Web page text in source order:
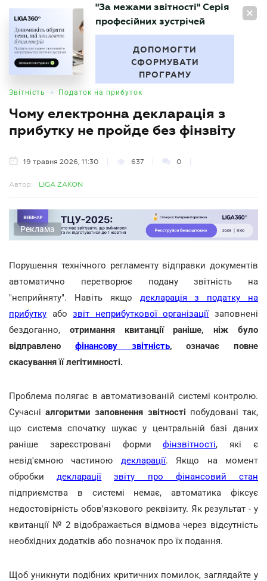
UA
БУХГАЛТЕР
"За межами звітності" Серія
професійних зустрічей
ДОПОМОГТИ
СФОРМУВАТИ
ПРОГРАМУ
Звітність • Податок на прибуток
Чому електронна декларація з
прибутку не пройде без фінзвіту
19 травня 2026, 11:30 637 0
Автор: LIGA ZAKON
Реклама
Порушення технічного регламенту відправки документів
автоматично перетворює подану звітність на
"неприйняту". Навіть якщо декларація з податку на
прибутку абозвіт неприбуткової організації заповнені
бездоганно, отримання квитанції раніше, ніж було
відправлено фінансову звітність, означає повне
скасування її легітимності.
Проблема полягає в автоматизованій системі контролю.
Сучасніалгоритми заповнення звітності побудовані так,
що система спочатку шукає у центральній базі даних
раніше зареєстровані формифінзвітності, які є
невід'ємною частиною декларації. Якщо на момент
обробкидекларації
звіту про фінансовий стан
підприємства в системі немає, автоматика фіксує
недостовірність обов'язкового реквізиту. Як результат - у
квитанції № 2 відображається відмова через відсутність
необхідних додатків або позначок про їх подання.
Щоб уникнути подібних критичних помилок, заглядайте у